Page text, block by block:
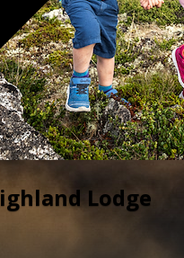
Lodge